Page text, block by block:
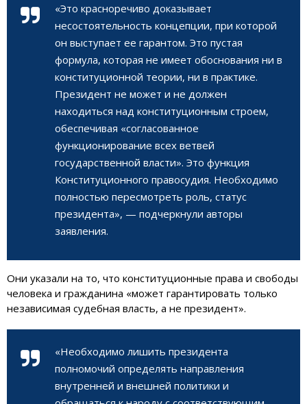
«Это красноречиво доказывает
несостоятельность концепции, при которой
он выступает ее гарантом. Это пустая
формула, которая не имеет обоснования ни в
конституционной теории, ни в практике.
Президент не может и не должен
находиться над конституционным строем,
обеспечивая «согласованное
функционирование всех ветвей
государственной власти». Это функция
Конституционного правосудия. Необходимо
полностью пересмотреть роль, статус
президента», — подчеркнули авторы
заявления.
Они указали на то, что конституционные права и свободы
человека и гражданина «может гарантировать только
независимая судебная власть, а не президент».
«Необходимо лишить президента
полномочий определять направления
внутренней и внешней политики и